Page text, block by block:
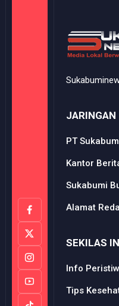
JARINGAN
PT
Kantor
Sukabumi
Alamat
SEKILAS
Info
Tips